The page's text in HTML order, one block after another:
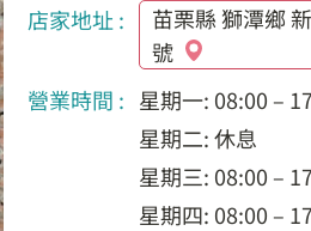
店家地址 :
苗栗縣 獅潭鄉
號
營業時間 : 星期一: 08:00 –
星期二: 休息
星期三: 08:00 –
星期四: 08:00 –